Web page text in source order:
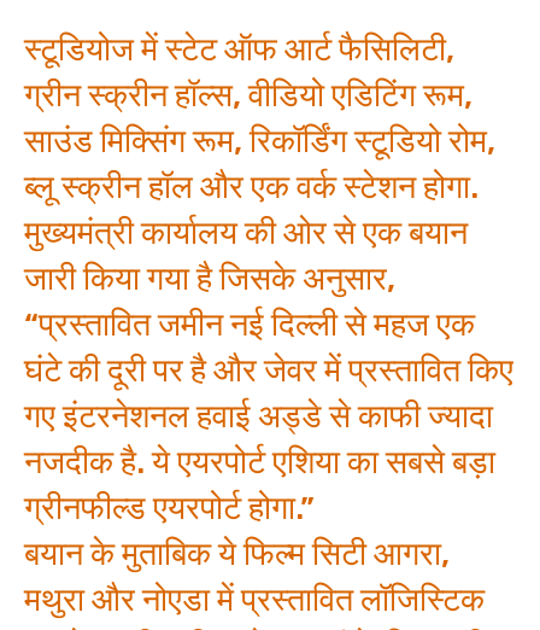
स्टूडियोज में स्टेट ऑफ आर्ट फैसिलिटी,
ग्रीन स्क्रीन हॉल्स, वीडियो एडिटिंग रूम,
साउंड मिक्सिंग रूम, रिकॉर्डिंग स्टूडियो रोम,
ब्लू स्क्रीन हॉल और एक वर्क स्टेशन होगा.
मुख्यमंत्री कार्यालय की ओर से एक बयान
जारी किया गया है जिसके अनुसार,
“प्रस्तावित जमीन नई दिल्ली से महज एक
घंटे की दूरी पर है और जेवर में प्रस्तावित किए
गए इंटरनेशनल हवाई अड्डे से काफी ज्यादा
नजदीक है. ये एयरपोर्ट एशिया का सबसे बड़ा
ग्रीनफील्ड एयरपोर्ट होगा.”
बयान के मुताबिक ये फिल्म सिटी आगरा,
मथुरा और नोएडा में प्रस्तावित लॉजिस्टिक